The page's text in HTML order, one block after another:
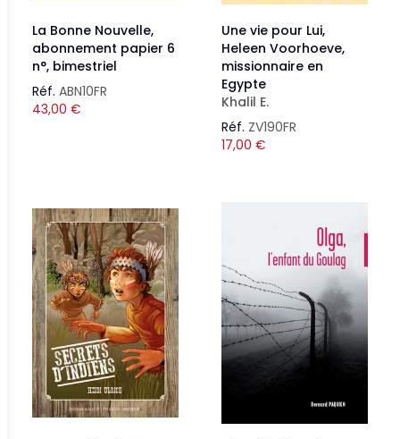
La Bonne Nouvelle,
abonnement papier 6
n°, bimestriel
Réf. ABN10FR
43,00 €
Une vie pour Lui,
Heleen Voorhoeve,
missionnaire en
Egypte
Khalil E.
Réf. ZV190FR
17,00 €